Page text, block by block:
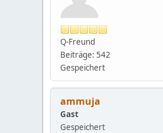
Q-Freund
Beiträge: 542
Gespeichert
ammuja
Gast
Gespeichert